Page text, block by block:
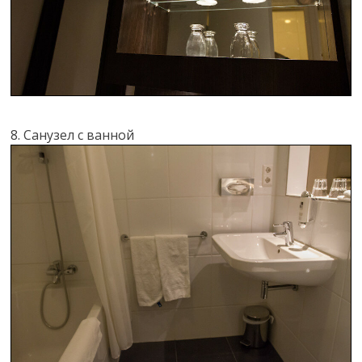
8. Санузел с ванной